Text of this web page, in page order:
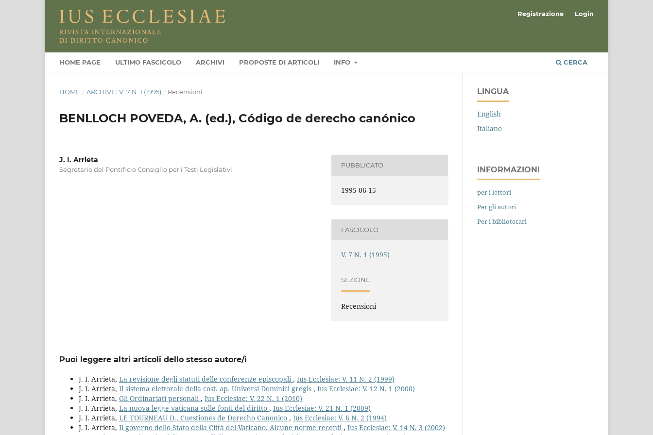
HOME PAGE ULTIMO FASCICOLO ARCHIVI PROPOSTE DI ARTICOLI INFO CERCA
Registrazione Login
HOME / ARCHIVI / V. 7 N. 1 (1995) / Recensioni
BENLLOCH POVEDA, A. (ed.), Código de derecho canónico
J. I. Arrieta
Segretario del Pontificio Consiglio per i Testi Legislativi.
PUBBLICATO
1995-06-15
FASCICOLO
V. 7 N. 1 (1995)
SEZIONE
Recensioni
Puoi leggere altri articoli dello stesso autore/i
J. I. Arrieta, La revisione degli statuti delle conferenze episcopali, Ius Ecclesiae: V. 11 N. 2 (1999)
J. I. Arrieta, Il sistema elettorale della cost. ap. Universi Dominici gregis , Ius Ecclesiae: V. 12 N. 1 (2000)
J. I. Arrieta, Gli Ordinariati personali, Ius Ecclesiae: V. 22 N. 1 (2010)
J. I. Arrieta, La nuova legge vaticana sulle fonti del diritto , Ius Ecclesiae: V. 21 N. 1 (2009)
J. I. Arrieta, LE TOURNEAU D., Cuestiones de Derecho Canonico , Ius Ecclesiae: V. 6 N. 2 (1994)
J. I. Arrieta, Il governo dello Stato della Città del Vaticano. Alcune norme recenti, Ius Ecclesiae: V. 14 N. 3 (2002)
LINGUA
English
Italiano
INFORMAZIONI
per i lettori
Per gli autori
Per i bibliotecari